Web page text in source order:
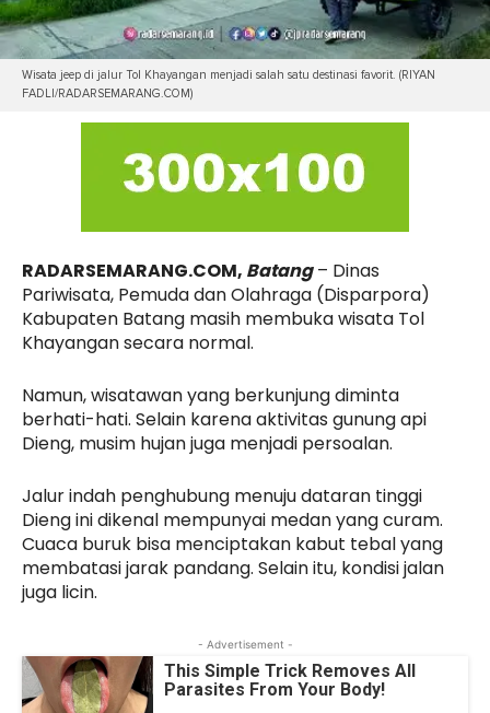
Wisata jeep di jalur Tol Khayangan menjadi salah satu destinasi favorit. (RIYAN
FADLI/RADARSEMARANG.COM)
RADARSEMARANG.COM, Batang– Dinas
Pariwisata, Pemuda dan Olahraga (Disparpora)
Kabupaten Batang masih membuka wisata Tol
Khayangan secara normal.
Namun, wisatawan yang berkunjung diminta
berhati-hati. Selain karena aktivitas gunung api
Dieng, musim hujan juga menjadi persoalan.
Jalur indah penghubung menuju dataran tinggi
Dieng ini dikenal mempunyai medan yang curam.
Cuaca buruk bisa menciptakan kabut tebal yang
membatasi jarak pandang. Selain itu, kondisi jalan
juga licin.
- Advertisement -
This Simple Trick Removes All
Parasites From Your Body!